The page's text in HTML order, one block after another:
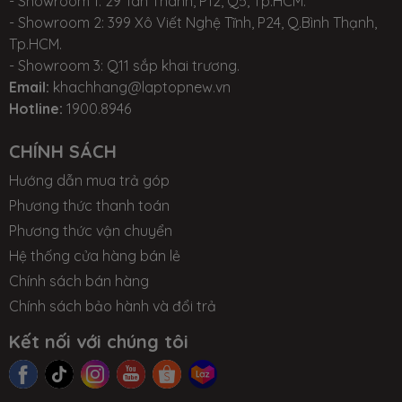
CHUẨN KẾT NỐI (CONNECT)
Wi-Fi
Bluetooth Bluetooth 5.1
LAN None
CỔNG KẾT NỐI (I/O PORT)
cổng kết
nối
1 x HDMI
1 x USB Type-C
2 x USB 3.2 & USB 2.0
1 x DC-in
Giới thiệu và đánh giá chung MSI Modern 14
2 - CẤU HÌNH VÀ THÔNG SỐ KỸ THUẬT CHUNG:
Tham khảo các model sản phẩm
tại: https://msivietnam.vn/msi-modern-14
Model MSI Modern 14
- Showroom 2: 399 Xô Viết Nghệ Tĩnh, P24, Q.Bình Thạnh,
Tp.HCM.
- Showroom 3: Q11 sắp khai trương.
Email: khachhang@laptopnew.vn
Hotline: 1900.8946
CHÍNH SÁCH
Hướng dẫn mua trả góp
Phương thức thanh toán
Phương thức vận chuyển
Hệ thống cửa hàng bán lẻ
Chính sách bán hàng
Chính sách bảo hành và đổi trả
Kết nối với chúng tôi